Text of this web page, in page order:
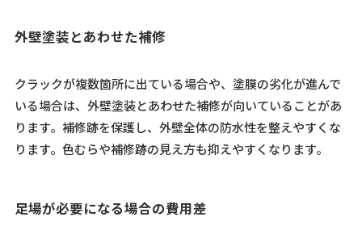
外壁塗装とあわせた補修
クラックが複数箇所に出ている場合や、塗膜の劣化が進んで
いる場合は、外壁塗装とあわせた補修が向いていることがあ
ります。補修跡を保護し、外壁全体の防水性を整えやすくな
ります。色むらや補修跡の見え方も抑えやすくなります。
足場が必要になる場合の費用差